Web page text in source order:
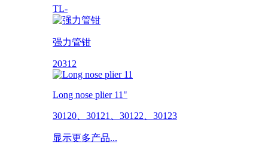
TL-
强力管钳
20312
Long nose plier 11"
30120、30121、30122、30123
显示更多产品...